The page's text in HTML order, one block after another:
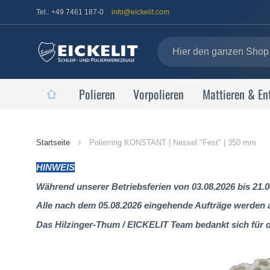
Tel.: +49 7461 187-0 info@eickelit.com
Polieren Vorpolieren Mattieren &
Startseite Polierring KONSTANT | Nessel "Fest" | 350 mm
HINWEIS
Während unserer Betriebsferien von 03.08.2026 bis
Alle nach dem 05.08.2026 eingehende Aufträge
Das Hilzinger-Thum / EICKELIT Team bedankt sich für